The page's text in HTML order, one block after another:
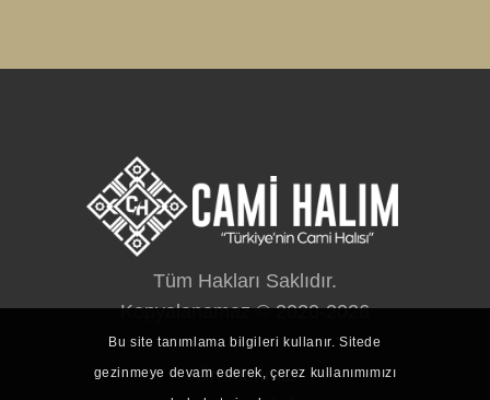
Tüm Hakları Saklıdır.
Kopyalanamaz © 2020-2026
Ürünlerimiz
Bu site tanımlama bilgileri kullanır. Sitede
gezinmeye devam ederek, çerez kullanımımızı